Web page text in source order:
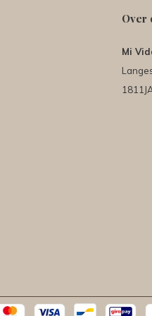
Over
Mi